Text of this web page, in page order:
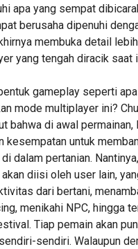
apa yang sempat
berusaha dipenuhi
membuka detail
yang tengah diracik saat
gameplay seperti
mode multiplayer ini?
bahwa di awal permainan,
kesempatan untuk
dalam pertanian.
akan diisi oleh user lain,
dari bertani,
menikahi NPC, hingga
Tiap pemain akan
sendiri. Walaupun